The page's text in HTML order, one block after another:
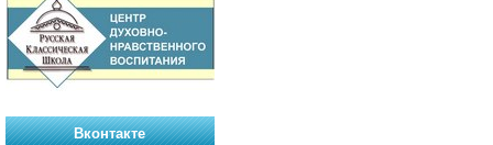
Вконтакте